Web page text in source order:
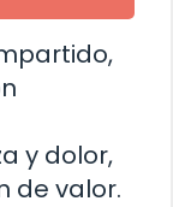
y dolor,
de valor.